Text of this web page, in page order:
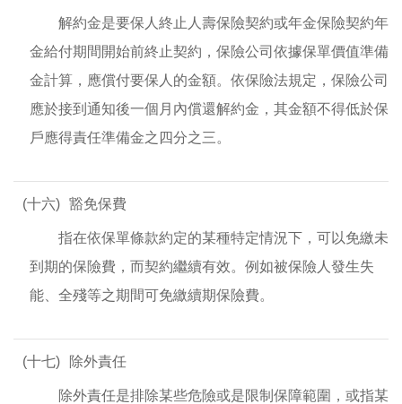
解約金是要保人終止人壽保險契約或年金保險契約年
金給付期間開始前終止契約，保險公司依據保單價值準備
金計算，應償付要保人的金額。依保險法規定，保險公司
應於接到通知後一個月內償還解約金，其金額不得低於保
戶應得責任準備金之四分之三。
(十六) 豁免保費
指在依保單條款約定的某種特定情況下，可以免繳未
到期的保險費，而契約繼續有效。例如被保險人發生失
能、全殘等之期間可免繳續期保險費。
(十七) 除外責任
除外責任是排除某些危險或是限制保障範圍，或指某